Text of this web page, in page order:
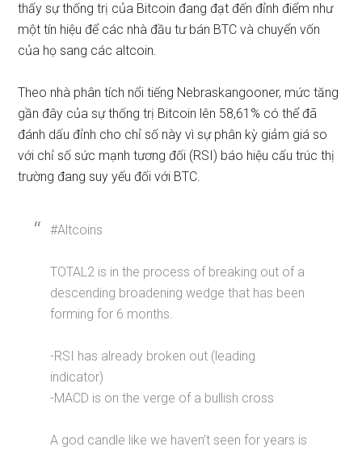
thấy sự thống trị của Bitcoin đang đạt đến đỉnh điểm như
một tín hiệu để các nhà đầu tư bán BTC và chuyển vốn
của họ sang các altcoin.
Theo nhà phân tích nổi tiếng Nebraskangooner, mức tăng
gần đây của sự thống trị Bitcoin lên 58,61% có thể đã
đánh dấu đỉnh cho chỉ số này vì sự phân kỳ giảm giá so
với chỉ số sức mạnh tương đối (RSI) báo hiệu cấu trúc thị
trường đang suy yếu đối với BTC.
#Altcoins
TOTAL2 is in the process of breaking out of a
descending broadening wedge that has been
forming for 6 months.
-RSI has already broken out (leading
indicator)
-MACD is on the verge of a bullish cross
A god candle like we haven’t seen for years is